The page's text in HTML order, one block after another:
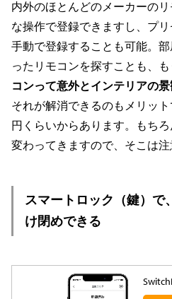
内外のほとんどのメーカーの
な操作で登録できますし、プ
手動で登録することも可能。
ったリモコンを探すことも、
コンって意外とインテリアの
それが解消できるのもメリッ
円くらいからあります。もち
変わってきますので、そこは注
スマートロック（鍵）で
け閉めできる